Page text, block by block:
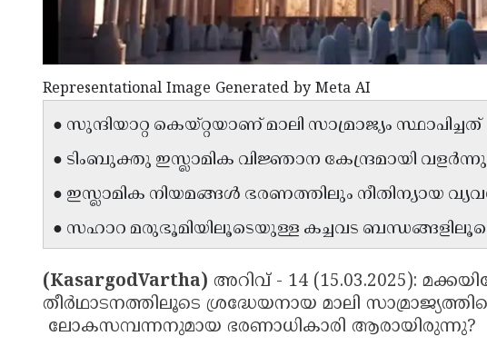
Representational Image Generated by Meta AI
● സുന്ദിയാറ്റ കെയ്‌റ്റയാണ് മാലി സാമ്രാജ്യം സ്ഥാപിച്ചത്
● ടിംബുക്തു ഇസ്ലാമിക വിജ്ഞാന കേന്ദ്രമായി വളർന്നു
● ഇസ്ലാമിക നിയമങ്ങൾ ഭരണത്തിലും നീതിന്യായ
● സഹാറ മരുഭൂമിയിലൂടെയുള്ള കച്ചവട
(KasargodVartha) അറിവ് - 14 (15.03.2025):
തീർഥാടനത്തിലൂടെ ശ്രദ്ധേയനായ മാലി
ലോകസമ്പന്നനുമായ ഭരണാധികാരി ആരായിരുന്നു?